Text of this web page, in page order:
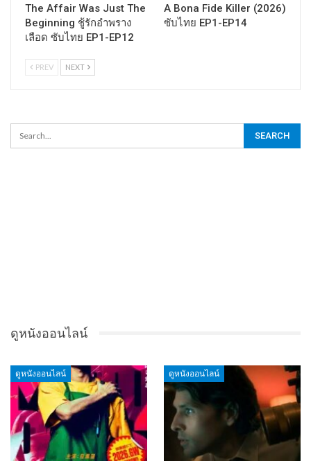
The Affair Was Just The
Beginning ชู้รักอำพราง
เลือด ซับไทย EP1-EP12
A Bona Fide Killer (2026)
ซับไทย EP1-EP14
PREV NEXT
ดูหนังออนไลน์
ดูหนังออนไลน์ ดูหนังออนไลน์